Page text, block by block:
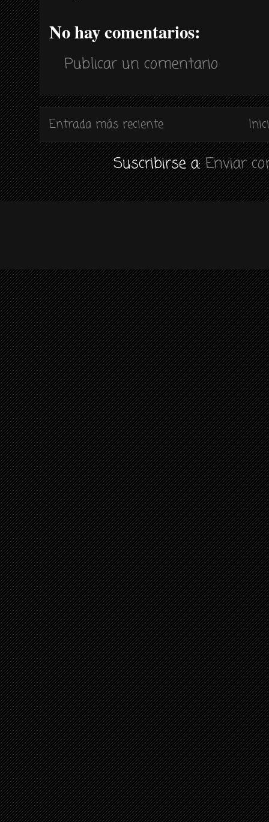
No hay comentarios:
Publicar un comentario
Entrada más reciente
Suscribirse a:Enviar